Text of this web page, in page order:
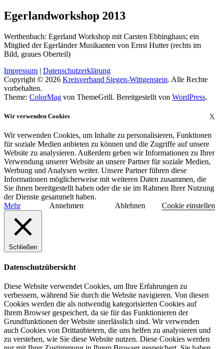
Egerlandworkshop 2013
Werthenbach: Egerland Workshop mit Carsten Ebbinghaus; ein
Mitglied der Egerländer Musikanten von Ernst Hutter (rechts im
Bild, graues Oberteil)
Impressum | Datenschutzerklärung
Copyright © 2026 Kreisverband Siegen-Wittgenstein. Alle Rechte
vorbehalten.
Theme: ColorMag von ThemeGrill. Bereitgestellt von WordPress.
X
Wir verwenden Cookies
Wir verwenden Cookies, um Inhalte zu personalisieren, Funktionen
für soziale Medien anbieten zu können und die Zugriffe auf unsere
Website zu analysieren. Außerdem geben wir Informationen zu Ihrer
Verwendung unserer Website an unsere Partner für soziale Medien,
Werbung und Analysen weiter. Unsere Partner führen diese
Informationen möglicherweise mit weiteren Daten zusammen, die
Sie ihnen bereitgestellt haben oder die sie im Rahmen Ihrer Nutzung
der Dienste gesammelt haben.
Mehr
Annehmen Ablehnen Cookie einstellen
Schließen
Datenschutzübersicht
Diese Website verwendet Cookies, um Ihre Erfahrungen zu
verbessern, während Sie durch die Website navigieren. Von diesen
Cookies werden die als notwendig kategorisierten Cookies auf
Ihrem Browser gespeichert, da sie für das Funktionieren der
Grundfunktionen der Website unerlässlich sind. Wir verwenden
auch Cookies von Drittanbietern, die uns helfen zu analysieren und
zu verstehen, wie Sie diese Website nutzen. Diese Cookies werden